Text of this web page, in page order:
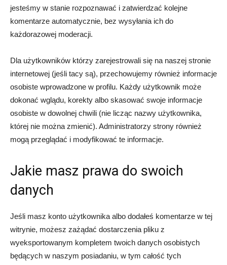
jesteśmy w stanie rozpoznawać i zatwierdzać kolejne
komentarze automatycznie, bez wysyłania ich do
każdorazowej moderacji.
Dla użytkowników którzy zarejestrowali się na naszej stronie
internetowej (jeśli tacy są), przechowujemy również informacje
osobiste wprowadzone w profilu. Każdy użytkownik może
dokonać wglądu, korekty albo skasować swoje informacje
osobiste w dowolnej chwili (nie licząc nazwy użytkownika,
której nie można zmienić). Administratorzy strony również
mogą przeglądać i modyfikować te informacje.
Jakie masz prawa do swoich
danych
Jeśli masz konto użytkownika albo dodałeś komentarze w tej
witrynie, możesz zażądać dostarczenia pliku z
wyeksportowanym kompletem twoich danych osobistych
będących w naszym posiadaniu, w tym całość tych